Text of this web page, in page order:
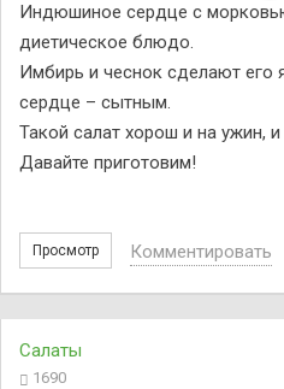
Индюшиное сердце с
диетическое блюдо.
Имбирь и чеснок сделают его
сердце – сытным.
Такой салат хорош и на ужин,
Давайте приготовим!
Просмотр Комментировать
Салаты
1690